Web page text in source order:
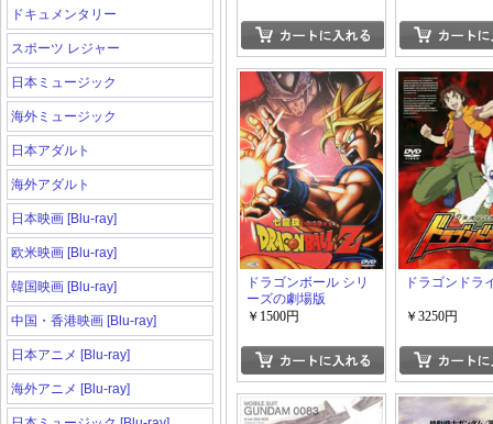
ドキュメンタリー
スポーツ レジャー
日本ミュージック
海外ミュージック
日本アダルト
海外アダルト
日本映画 [Blu-ray]
欧米映画 [Blu-ray]
韓国映画 [Blu-ray]
中国・香港映画 [Blu-ray]
日本アニメ [Blu-ray]
海外アニメ [Blu-ray]
ドラゴンボール シリ
ーズの劇場版
￥1500円
ドラゴンドラ
￥3250円